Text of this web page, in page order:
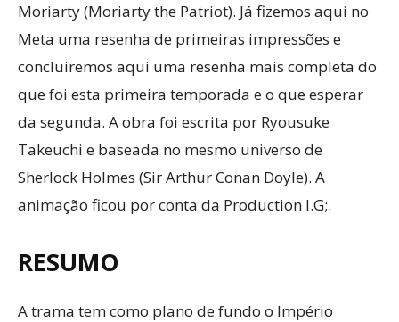
Moriarty (Moriarty the Patriot). Já fizemos aqui no
Meta uma resenha de primeiras impressões e
concluiremos aqui uma resenha mais completa do
que foi esta primeira temporada e o que esperar
da segunda. A obra foi escrita por Ryousuke
Takeuchi e baseada no mesmo universo de
Sherlock Holmes (Sir Arthur Conan Doyle). A
animação ficou por conta da Production I.G;.
RESUMO
A trama tem como plano de fundo o Império